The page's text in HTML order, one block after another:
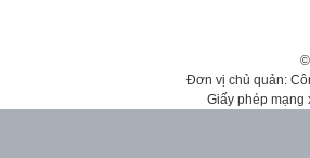
Đơn vị chủ quản:
Giấy phép mạng